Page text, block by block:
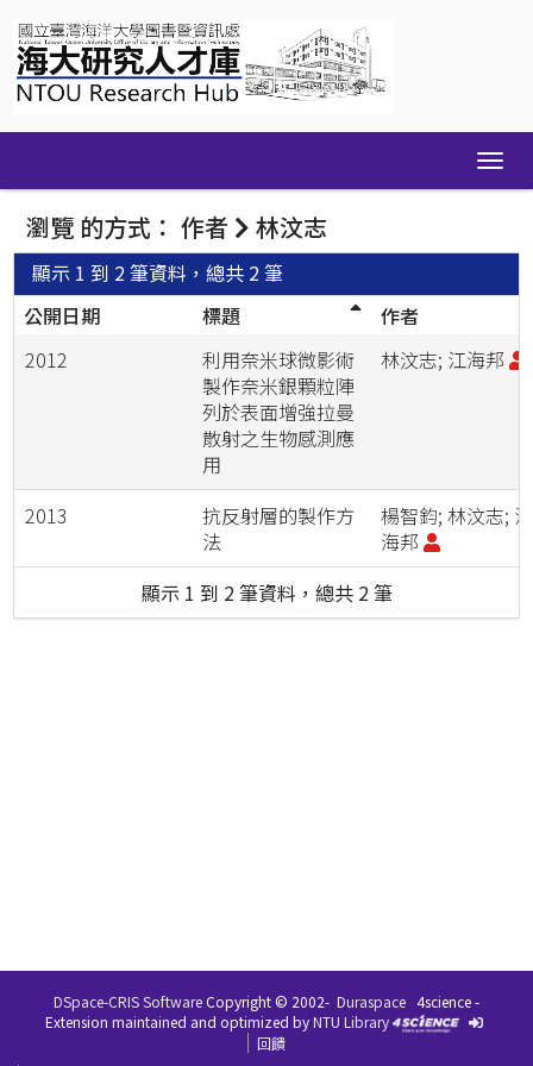
navigation
瀏覽 的方式： 作者 林汶志
顯示 1 到 2 筆資料，總共 2 筆
公開日期
標題
作者
2012
利用奈米球微影術
製作奈米銀顆粒陣
列於表面增強拉曼
散射之生物感測應
用
林汶志; 江海邦
2013
抗反射層的製作方
法
楊智鈞; 林汶志; 江
海邦
顯示 1 到 2 筆資料，總共 2 筆
DSpace-CRIS SoftwareCopyright © 2002- Duraspace 4science -
Extension maintained and optimized byNTU Library
回饋